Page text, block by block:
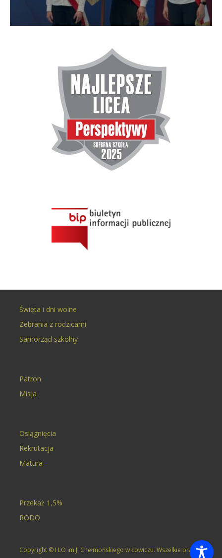
Święta i dni wolne
Zebrania z rodzicami
Samorząd szkolny
Patron
Misja
Osiągnięcia
Rekrutacja
Matura
Przekaż 1,5%
RODO
Copyright © I LO im J. Chełmońskiego w Łowiczu. Wszelkie prawa